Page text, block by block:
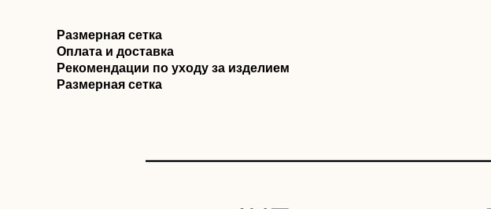
Размерная сетка
Оплата и доставка
Рекомендации по уходу за изделием
Размерная сетка